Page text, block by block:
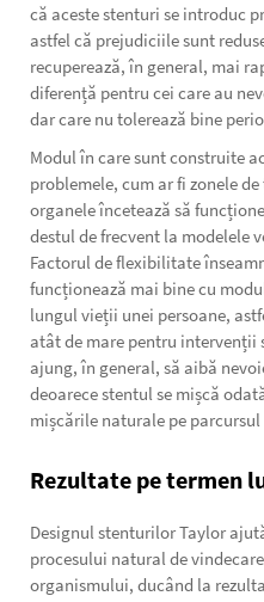
că aceste stenturi se introduc
astfel că prejudiciile sunt
recuperează, în general, mai
diferență pentru cei care au
dar care nu tolerează bine
Modul în care sunt construite
problemele, cum ar fi zonele
organele încetează să
destul de frecvent la modelele
Factorul de flexibilitate
funcționează mai bine cu
lungul vieții unei persoane,
atât de mare pentru
ajung, în general, să aibă
deoarece stentul se mișcă
mișcările naturale pe
Rezultate pe termen
Designul stenturilor Taylor
procesului natural de
organismului, ducând la